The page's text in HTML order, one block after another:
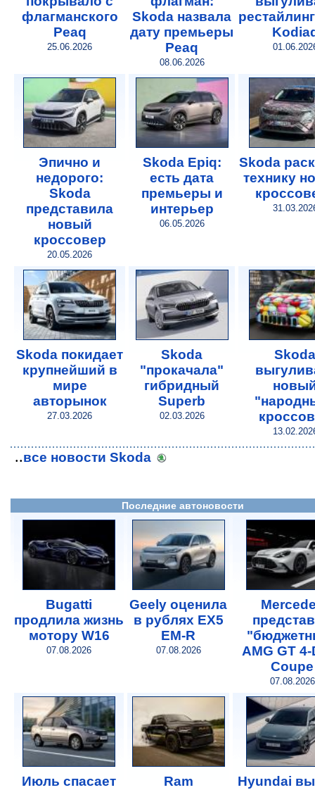
флагманского
Peaq
25.06.2026
Skoda назвала
дату премьеры
Peaq
08.06.2026
Эпично и
недорого:
Skoda
представила
новый
кроссовер
20.05.2026
Skoda Epiq:
есть дата
премьеры и
интерьер
06.05.2026
Skoda
технику
Skoda покидает
крупнейший в
мире
авторынок
27.03.2026
Skoda
"прокачала"
гибридный
Superb
02.03.2026
Skoda
..все новости Skoda
Последние автоновости
Bugatti
продлила жизнь
мотору W16
07.08.2026
Geely оценила
в рублях EX5
EM-R
07.08.2026
AMG GT
Coupe
07.08.2026
Июль спасает
Ram
Hyundai